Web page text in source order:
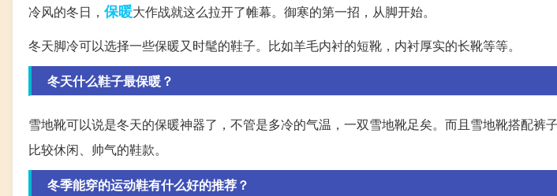
冷风的冬日， 保暖大作战就这么拉开了帷幕。御寒的第一招，从脚开始。
冬天脚冷可以选择一些保暖又时髦的鞋子。比如羊毛内衬的短靴，内衬厚实的长靴等等。
冬天什么鞋子最保暖？
雪地靴可以说是冬天的保暖神器了，不管是多冷的气温，一双雪地靴足矣。而且雪地靴搭配裤
比较休闲、帅气的鞋款。
冬季能穿的运动鞋有什么好的推荐？